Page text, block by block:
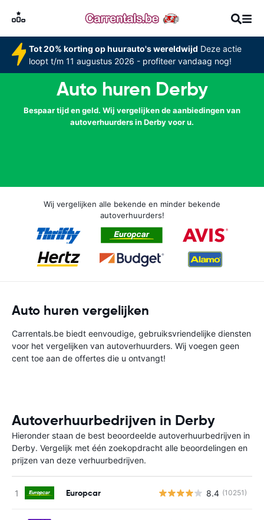
Tot 20% korting op huurauto's wereldwijd Deze actie
loopt t/m 11 augustus 2026 - profiteer vandaag nog!
Auto huren Derby
Bespaar tijd en geld. Wij vergelijken de aanbiedingen van
autoverhuurders in Derby voor u.
Wij vergelijken alle bekende en minder bekende
autoverhuurders!
Auto huren vergelijken
Carrentals.be biedt eenvoudige, gebruiksvriendelijke diensten
voor het vergelijken van autoverhuurders. Wij voegen geen
cent toe aan de offertes die u ontvangt!
Autoverhuurbedrijven in Derby
Hieronder staan de best beoordeelde autoverhuurbedrijven in
Derby. Vergelijk met één zoekopdracht alle beoordelingen en
prijzen van deze verhuurbedrijven.
Europcar 8.4 (10251)